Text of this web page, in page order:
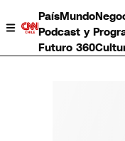
PaísMundo
Podcast y
Futuro 360